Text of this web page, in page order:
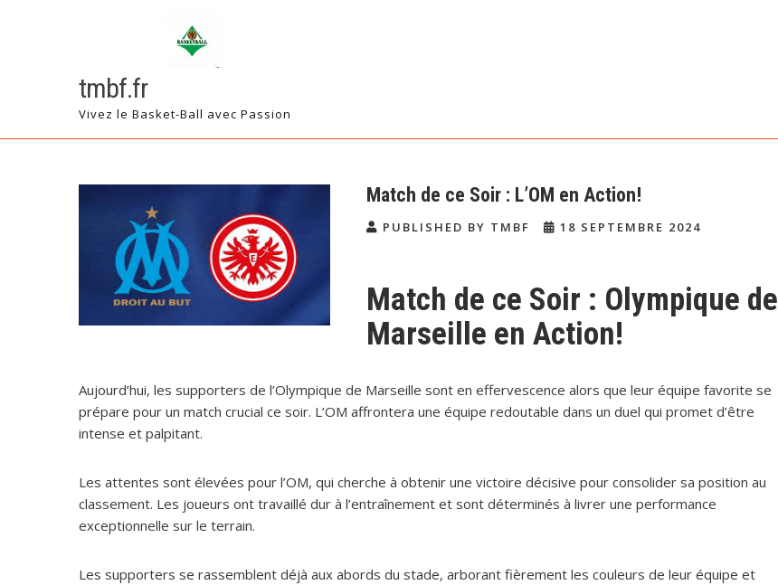
tmbf.fr
Vivez le Basket-Ball avec Passion
Match de ce Soir : L’OM en Action!
PUBLISHED BY TMBF 18 SEPTEMBRE 2024
Match de ce Soir : Olympique de
Marseille en Action!
Aujourd’hui, les supporters de l’Olympique de Marseille sont en effervescence alors que leur équipe favorite se
prépare pour un match crucial ce soir. L’OM affrontera une équipe redoutable dans un duel qui promet d’être
intense et palpitant.
Les attentes sont élevées pour l’OM, qui cherche à obtenir une victoire décisive pour consolider sa position au
classement. Les joueurs ont travaillé dur à l’entraînement et sont déterminés à livrer une performance
exceptionnelle sur le terrain.
Les supporters se rassemblent déjà aux abords du stade, arborant fièrement les couleurs de leur équipe et